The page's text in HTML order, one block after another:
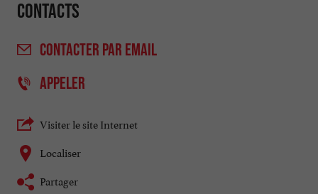
Contacts
CONTACTER PAR EMAIL
APPELER
Visiter le site Internet
Localiser
Partager